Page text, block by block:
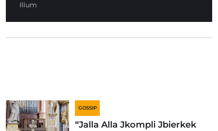
Illum
GOSSIP
“Jalla Alla Jkompli Jbierkek